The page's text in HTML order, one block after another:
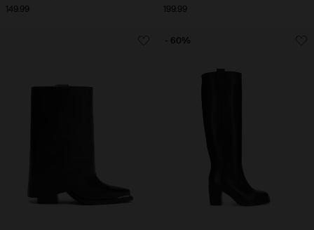
149.99
199.99
- 60%